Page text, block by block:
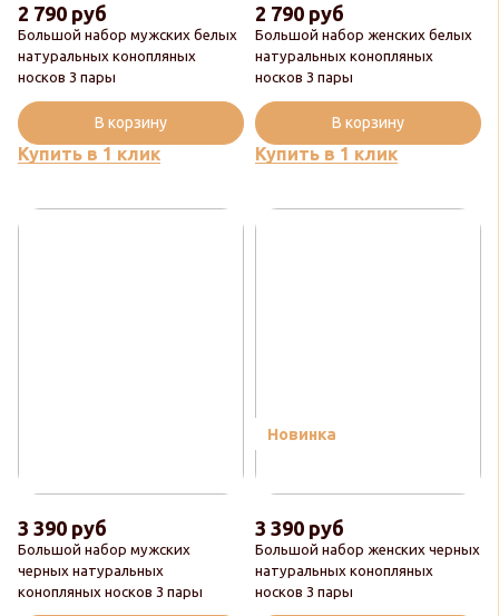
Большой набор мужских белых
натуральных конопляных
носков 3 пары
2 790 руб
Купить в 1 клик
В корзину
Большой набор женских белых
натуральных конопляных
носков 3 пары
2 790 руб
Купить в 1 клик
В корзину
Большой набор мужских
черных натуральных
конопляных носков 3 пары
3 390 руб
Новинка
Большой набор женских черных
натуральных конопляных
носков 3 пары
3 390 руб